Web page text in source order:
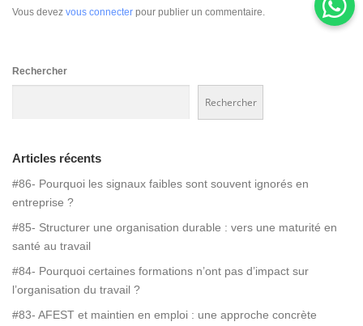
Vous devez vous connecter pour publier un commentaire.
Rechercher
Rechercher
Articles récents
#86- Pourquoi les signaux faibles sont souvent ignorés en
entreprise ?
#85- Structurer une organisation durable : vers une maturité en
santé au travail
#84- Pourquoi certaines formations n’ont pas d’impact sur
l’organisation du travail ?
#83- AFEST et maintien en emploi : une approche concrète